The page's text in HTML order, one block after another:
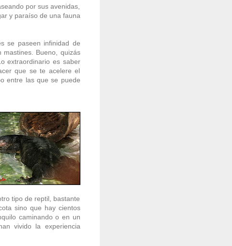
por sus avenidas,
y paraíso de una fauna
se paseen infinidad de
Bueno, quizás
extraordinario es saber
que se te acelere el
entre las que se puede
tipo de reptil, bastante
sino que hay cientos
caminando o en un
vivido la experiencia